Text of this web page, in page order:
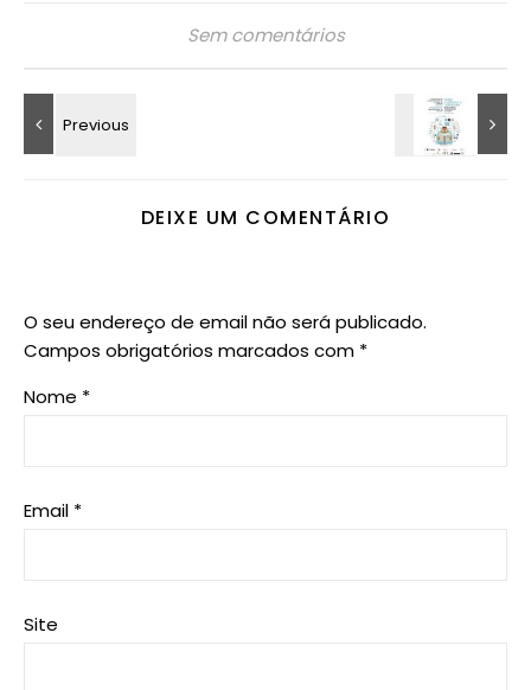
Sem comentários
DEIXE UM COMENTÁRIO
O seu endereço de email não será publicado.
Campos obrigatórios marcados com *
Nome *
Email *
Site